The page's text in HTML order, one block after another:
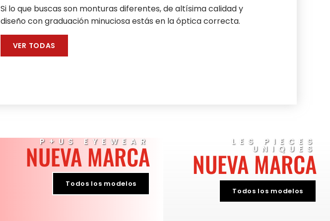
Si lo que buscas son monturas diferentes, de altísima calidad y
diseño con graduación minuciosa estás en la óptica correcta.
VER TODAS
P+US EYEWEAR
NUEVA MARCA
Todos los modelos
LES PIECES
UNIQUES
NUEVA MARCA
Todos los modelos